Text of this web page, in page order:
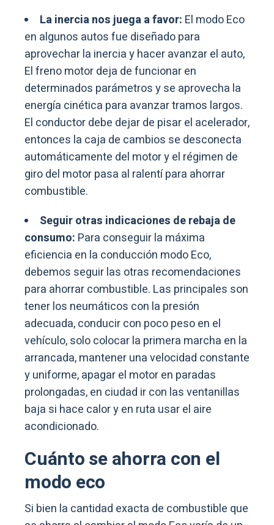
La inercia nos juega a favor: El modo Eco
en algunos autos fue diseñado para
aprovechar la inercia y hacer avanzar el auto,
El freno motor deja de funcionar en
determinados parámetros y se aprovecha la
energía cinética para avanzar tramos largos.
El conductor debe dejar de pisar el acelerador,
entonces la caja de cambios se desconecta
automáticamente del motor y el régimen de
giro del motor pasa al ralentí para ahorrar
combustible.
Seguir otras indicaciones de rebaja de
consumo: Para conseguir la máxima
eficiencia en la conducción modo Eco,
debemos seguir las otras recomendaciones
para ahorrar combustible. Las principales son
tener los neumáticos con la presión
adecuada, conducir con poco peso en el
vehículo, solo colocar la primera marcha en la
arrancada, mantener una velocidad constante
y uniforme, apagar el motor en paradas
prolongadas, en ciudad ir con las ventanillas
baja si hace calor y en ruta usar el aire
acondicionado.
Cuánto se ahorra con el
modo eco
Si bien la cantidad exacta de combustible que